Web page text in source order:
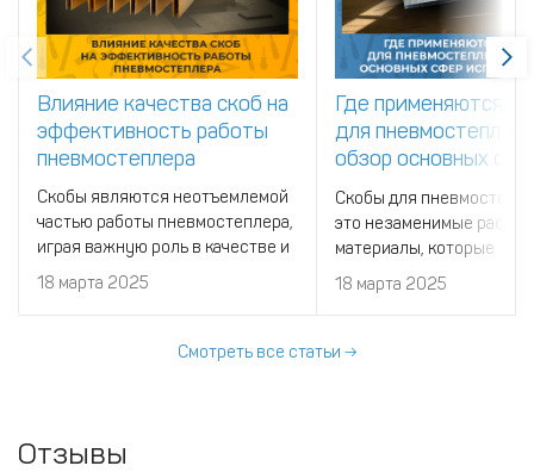
Влияние качества скоб на
эффективность работы
пневмостеплера
Скобы являются неотъемлемой
частью работы пневмостеплера,
играя важную роль в качестве и
скорости выполнения
различных задач.
18 марта 2025
Где применяются
для
обзор основных
использования
Скобы для
это незаменимые
материалы, которые
значительно повышают
скорость и удобство
строительстве, ремонте,
18 марта 2025
Смотреть все статьи →
Отзывы